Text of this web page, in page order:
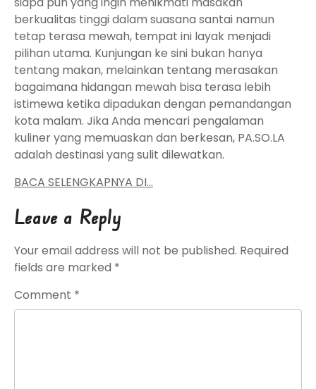
berkualitas tinggi dalam suasana santai namun
tetap terasa mewah, tempat ini layak menjadi
pilihan utama. Kunjungan ke sini bukan hanya
tentang makan, melainkan tentang merasakan
bagaimana hidangan mewah bisa terasa lebih
istimewa ketika dipadukan dengan pemandangan
kota malam. Jika Anda mencari pengalaman
kuliner yang memuaskan dan berkesan, PA.SO.LA
adalah destinasi yang sulit dilewatkan.
BACA SELENGKAPNYA DI…
Leave a Reply
Your email address will not be published. Required
fields are marked *
Comment *